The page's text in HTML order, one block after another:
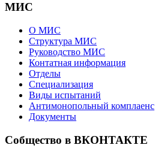
МИС
О МИС
Структура МИС
Руководство МИС
Контатная информация
Отделы
Специализация
Виды испытаний
Антимонопольный комплаенс
Документы
Собщество в ВКОНТАКТЕ